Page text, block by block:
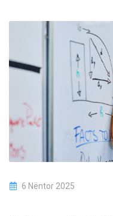
6 Nëntor 2025